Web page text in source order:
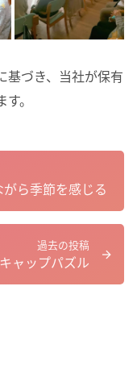
基づき、当社が保有
。
過去の投稿
ャップパズル
ら季節を感じる